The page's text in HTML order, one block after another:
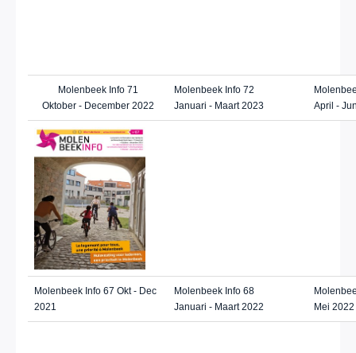
Molenbeek Info 71
Oktober - December 2022
Molenbeek Info 72
Januari - Maart 2023
April -
Molenbeek Info 67 Okt - Dec
2021
Molenbeek Info 68
Januari - Maart 2022
Mei 2022